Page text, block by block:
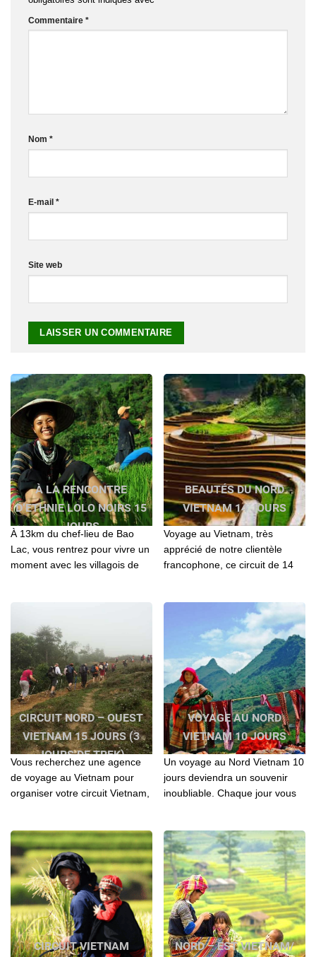
Commentaire *
Nom *
E-mail *
Site web
À LA RENCONTRE
D’ETHNIE LOLO NOIRS 15
JOURS
À 13km du chef-lieu de Bao
Lac, vous rentrez pour vivre un
moment avec les villagois de
BEAUTÉS DU NORD
VIETNAM 14 JOURS
Voyage au Vietnam, très
apprécié de notre clientèle
francophone, ce circuit de 14
CIRCUIT NORD – OUEST
VIETNAM 15 JOURS (3
JOURS DE TREK)
Vous recherchez une agence
de voyage au Vietnam pour
organiser votre circuit Vietnam,
pour vos séjours
VOYAGE AU NORD
VIETNAM 10 JOURS
Un voyage au Nord Vietnam 10
jours deviendra un souvenir
inoubliable. Chaque jour vous
CIRCUIT VIETNAM
NORD – EST VIETNAM/